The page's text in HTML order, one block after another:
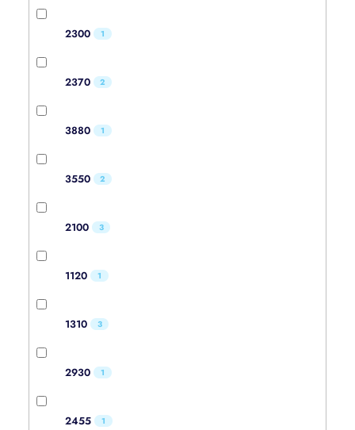
2300 1
2370 2
3880 1
3550 2
2100 3
1120 1
1310 3
2930 1
2455 1